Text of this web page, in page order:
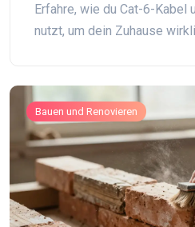
Erfahre, wie du Cat-6-Kabel
nutzt, um dein Zuhause
Bauen und Renovieren